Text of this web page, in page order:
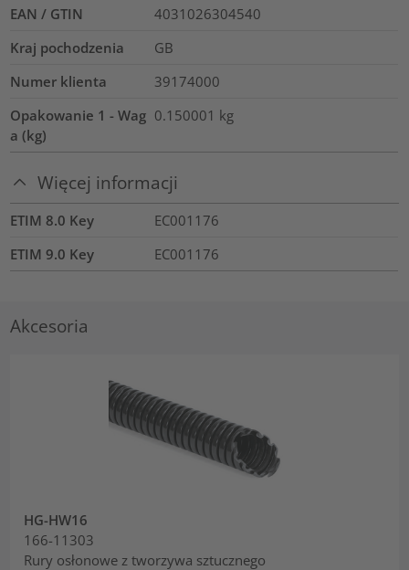
EAN / GTIN
4031026304540
Kraj pochodzenia
GB
Numer klienta
39174000
Opakowanie 1 - Wag
a (kg)
0.150001 kg
Więcej informacji
ETIM 8.0 Key
EC001176
ETIM 9.0 Key
EC001176
Akcesoria
HG-HW16
166-11303
Rury osłonowe z tworzywa sztucznego